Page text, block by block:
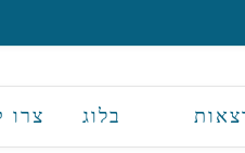
בלוג צרו